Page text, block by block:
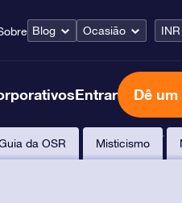
Blog Ocasião INR
Entrar Dê
da OSR Misticismo